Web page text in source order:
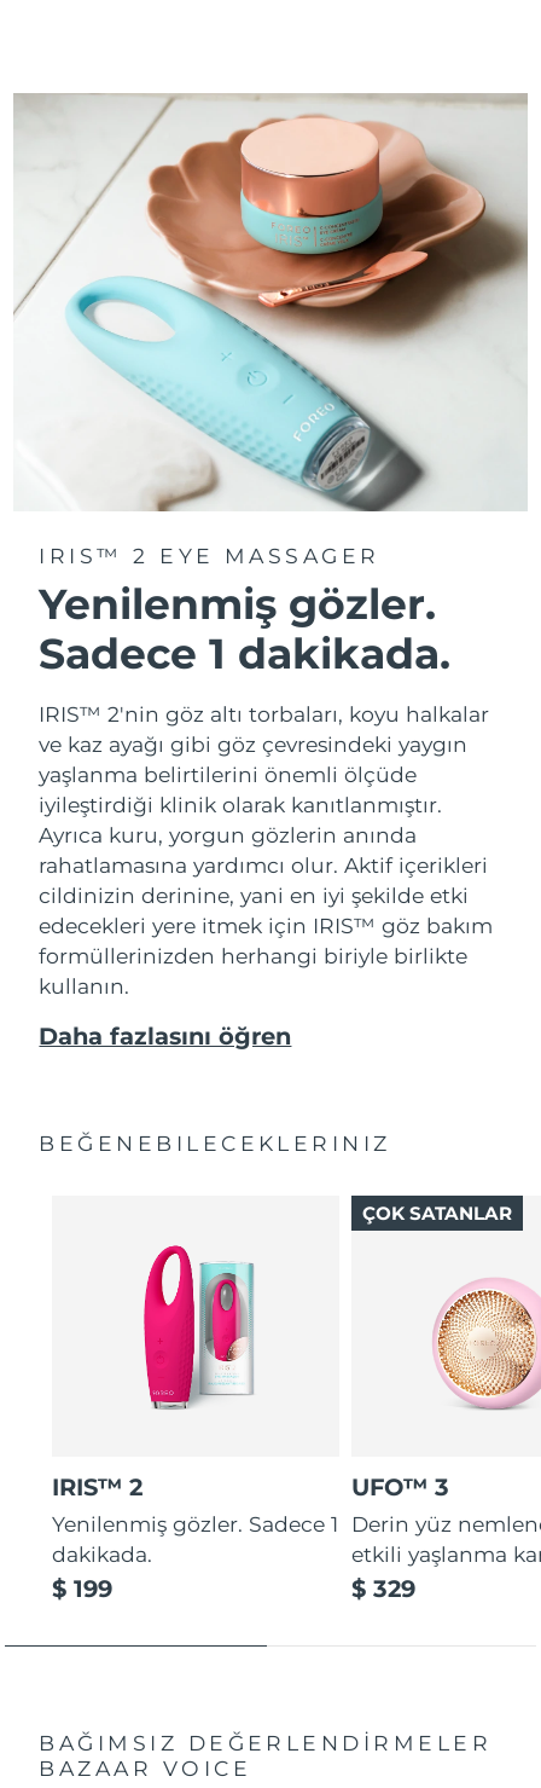
IRIS™ 2 EYE MASSAGER
Yenilenmiş gözler.
Sadece 1 dakikada.
IRIS™ 2'nin göz altı torbaları, koyu halkalar
ve kaz ayağı gibi göz çevresindeki yaygın
yaşlanma belirtilerini önemli ölçüde
iyileştirdiği klinik olarak kanıtlanmıştır.
Ayrıca kuru, yorgun gözlerin anında
rahatlamasına yardımcı olur. Aktif içerikleri
cildinizin derinine, yani en iyi şekilde etki
edecekleri yere itmek için IRIS™ göz bakım
formüllerinizden herhangi biriyle birlikte
kullanın.
Daha fazlasını öğren
BEĞENEBILECEKLERINIZ
IRIS™ 2
Yenilenmiş gözler. Sadece 1
dakikada.
$ 199
UFO™ 3
Derin yüz
etkili yaşlanma
$ 329
ÇOK SATANLAR
BAĞIMSIZ DEĞERLENDİRMELER
BAZAAR VOICE